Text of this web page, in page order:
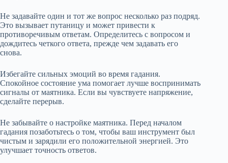
Не задавайте один и тот же вопрос несколько раз подряд.
Это вызывает путаницу и может привести к
противоречивым ответам. Определитесь с вопросом и
дождитесь четкого ответа, прежде чем задавать его
снова.
Избегайте сильных эмоций во время гадания.
Спокойное состояние ума помогает лучше воспринимать
сигналы от маятника. Если вы чувствуете напряжение,
сделайте перерыв.
Не забывайте о настройке маятника. Перед началом
гадания позаботьтесь о том, чтобы ваш инструмент был
чистым и зарядили его положительной энергией. Это
улучшает точность ответов.